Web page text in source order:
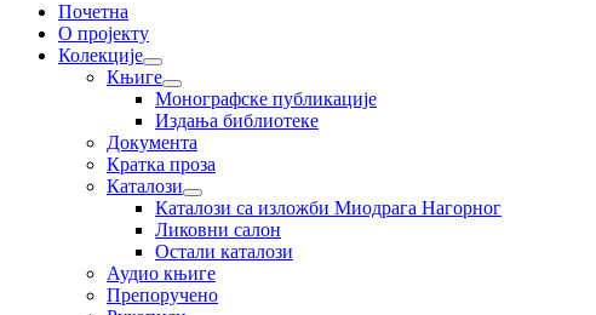
Почетна
О пројекту
Колекције
Књиге
Монографске публикације
Издања библиотеке
Документа
Кратка проза
Каталози
Каталози са изложби Миодрага Нагорног
Ликовни салон
Остали каталози
Аудио књиге
Препоручено